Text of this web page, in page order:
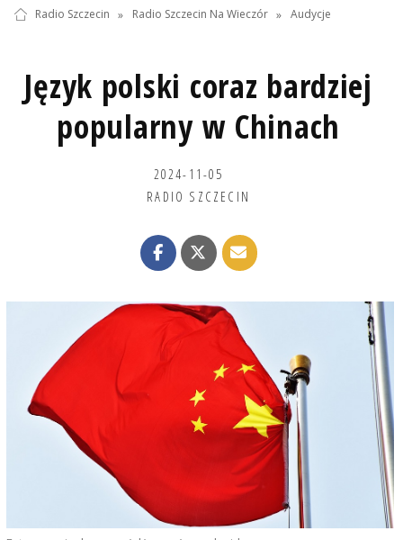
Radio Szczecin » Radio Szczecin Na Wieczór » Audycje
Język polski coraz bardziej
popularny w Chinach
2024-11-05
RADIO SZCZECIN